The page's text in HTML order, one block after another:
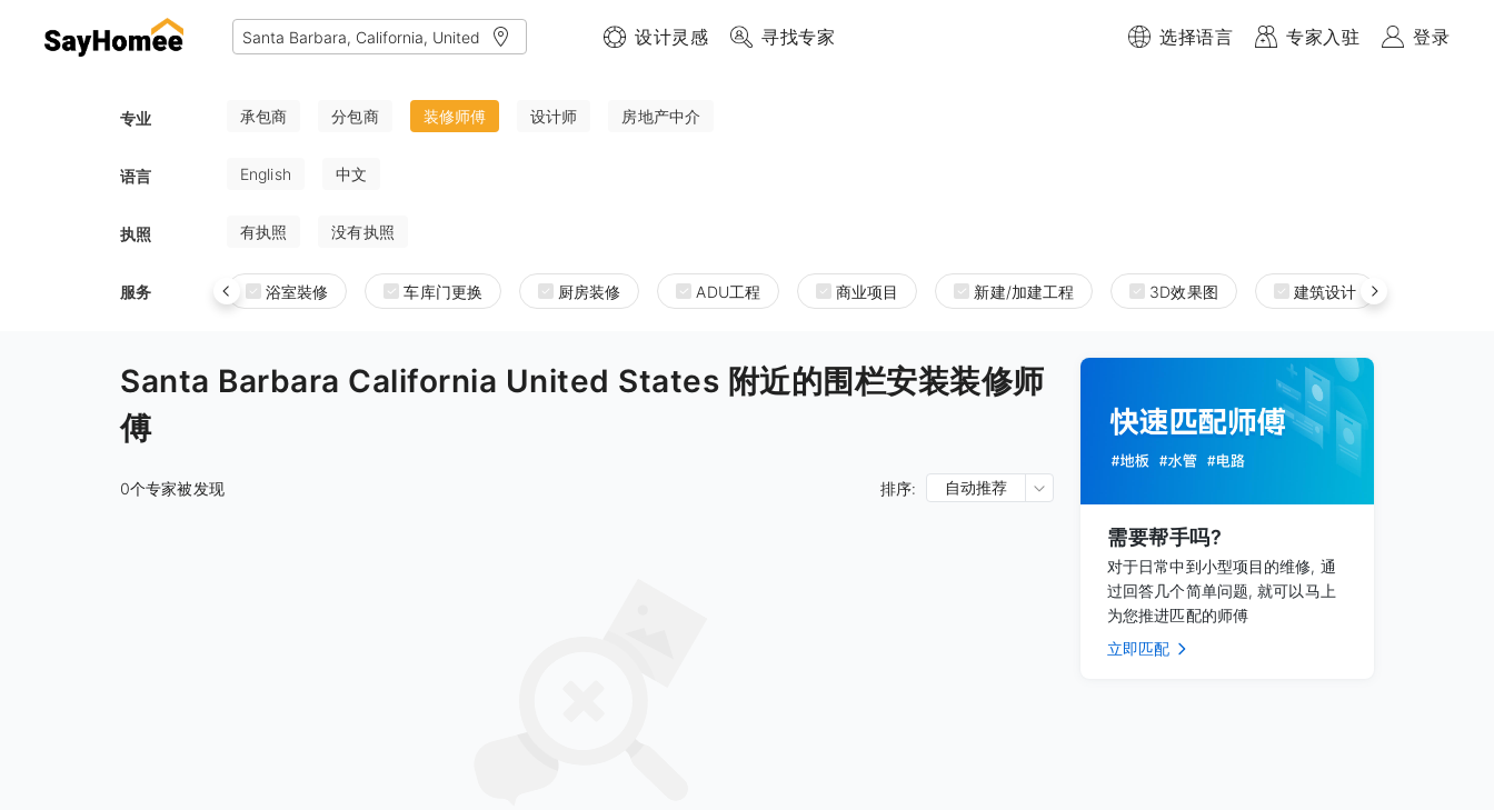
设计灵感 寻找专家 选择语言 专家入驻 登录
专业 承包商 分包商 装修师傅 设计师 房地产中介
语言 English 中文
执照 有执照 没有执照
服务 浴室裝修 车库门更换 厨房装修 ADU工程 商业项目 新建/加建工程 3D效果图 建筑设计
Santa Barbara California United States 附近的围栏安装装修师
傅
0个专家被发现 排序: 自动推荐
需要帮手吗?
对于日常中到小型项目的维修, 通
过回答几个简单问题, 就可以马上
为您推进匹配的师傅
立即匹配